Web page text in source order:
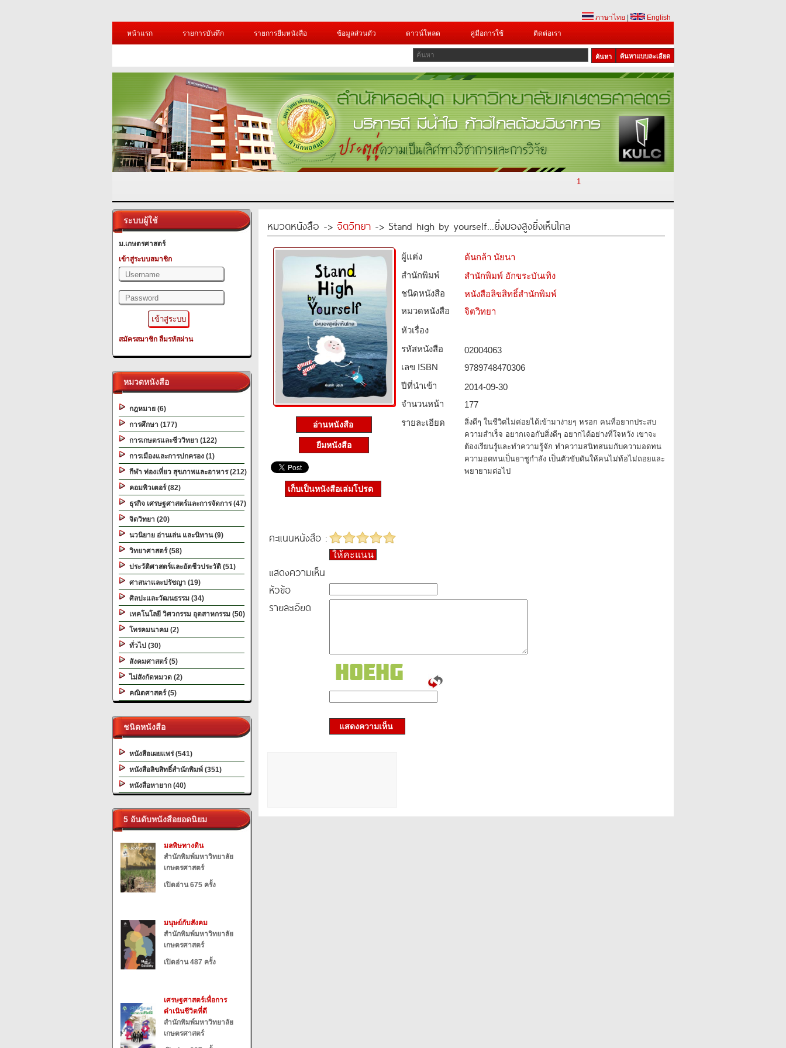
ภาษาไทย
English
หน้าแรก
รายการบันทึก รายการยืมหนังสือ ข้อมูลส่วนตัว ดาวน์โหลด คู่มือการใช้ ติดต่อเรา
ค้นหาแบบละเอียด
1
ระบบผู้ใช้
ม.เกษตรศาสตร์
เข้าสู่ระบบสมาชิก
สมัครสมาชิก ลืมรหัสผ่าน
หมวดหนังสือ
กฎหมาย (6)
การศึกษา (177)
การเกษตรและชีววิทยา (122)
การเมืองและการปกครอง (1)
กีฬา ท่องเที่ยว สุขภาพและอาหาร (212)
คอมพิวเตอร์ (82)
ธุรกิจ เศรษฐศาสตร์และการจัดการ (47)
จิตวิทยา (20)
นวนิยาย อ่านเล่น และนิทาน (9)
วิทยาศาสตร์ (58)
ประวัติศาสตร์และอัตชีวประวัติ (51)
ศาสนาและปรัชญา (19)
ศิลปะและวัฒนธรรม (34)
เทคโนโลยี วิศวกรรม อุตสาหกรรม (50)
โทรคมนาคม (2)
ทั่วไป (30)
สังคมศาสตร์ (5)
ไม่สังกัดหมวด (2)
คณิตศาสตร์ (5)
ชนิดหนังสือ
หนังสือเผยแพร่ (541)
หนังสือลิขสิทธิ์สำนักพิมพ์ (351)
หนังสือหายาก (40)
5 อันดับหนังสือยอดนิยม
มลพิษทางดิน
สำนักพิมพ์มหาวิทยาลัย
เกษตรศาสตร์
เปิดอ่าน 675 ครั้ง
มนุษย์กับสังคม
สำนักพิมพ์มหาวิทยาลัย
เกษตรศาสตร์
เปิดอ่าน 487 ครั้ง
เศรษฐศาสตร์เพื่อการ
ดำเนินชีวิตที่ดี
สำนักพิมพ์มหาวิทยาลัย
เกษตรศาสตร์
หมวดหนังสือ -> จิตวิทยา -> Stand high by yourself...ยิ่งมองสูงยิ่งเห็นไกล
อ่านหนังสือ
ยืมหนังสือ
ผู้แต่ง
ต้นกล้า นัยนา
สำนักพิมพ์
สำนักพิมพ์ อักขระบันเทิง
ชนิดหนังสือ­
หนังสือลิขสิทธิ์สำนักพิมพ์
หมวดหนังสือ­
จิตวิทยา
หัวเรื่อง
รหัสหนังสือ­
02004063
เลข ISBN
9789748470306
ปีที่นำเข้า
2014-09-30
จำนวนหน้า
177
รายละเอียด
สิ่งดีๆ ในชีวิตไม่ค่อยได้เข้ามาง่ายๆ หรอก คนที่อยากประสบ
ความสำเร็จ อยากเจอกับสิ่งดีๆ อยากได้อย่างที่ใจหวัง เขาจะ
ต้องเรียนรู้และทำความรู้จัก ทำความสนิทสนมกับความอดทน
ความอดทนเป็นยาชูกำลัง เป็นตัวขับดันให้คนไม่ท้อไม่ถอยและ
พยายามต่อไป
เก็บเป็นหนังสือเล่มโปรด
คะแนนหนังสือ :
ให้คะแนน
แสดงความเห็น
หัวข้อ
รายละเอียด
แสดงความเห็น